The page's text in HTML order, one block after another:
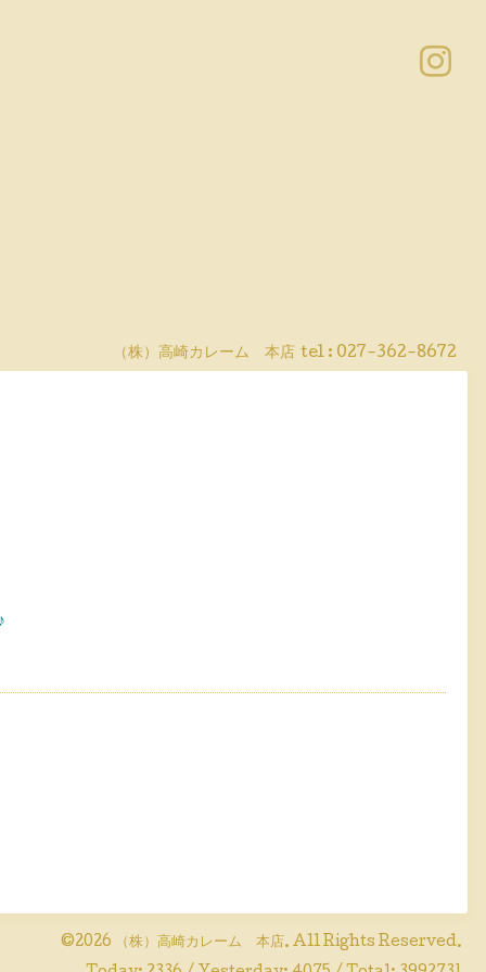
（株）高崎カレーム 本店 tel : 027-362-8672
©2026 （株）高崎カレーム 本店. All Rights Reserved.